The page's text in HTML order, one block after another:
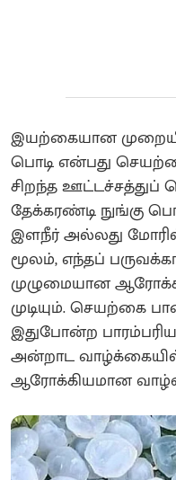
இயற்கையான
பொடி என்பது
சிறந்த ஊட்டச்சத்துப்
தேக்கரண்டி நுங்கு
இளநீர் அல்லது மோரில்
மூலம், எந்தப்
முழுமையான
முடியும். செயற்கை
இதுபோன்ற
அன்றாட
ஆரோக்கியமான